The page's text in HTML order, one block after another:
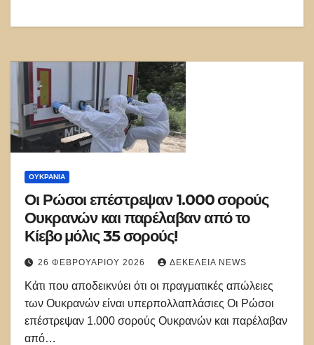
ΟΥΚΡΑΝΊΑ
Οι Ρώσοι επέστρεψαν 1.000 σορούς
Ουκρανών και παρέλαβαν από το
Κίεβο μόλις 35 σορούς!
26 ΦΕΒΡΟΥΑΡΊΟΥ 2026 ΔΕΚΈΛΕΙΑ NEWS
Κάτι που αποδεικνύει ότι οι πραγματικές απώλειες
των Ουκρανών είναι υπερπολλαπλάσιες Οι Ρώσοι
επέστρεψαν 1.000 σορούς Ουκρανών και παρέλαβαν
από…